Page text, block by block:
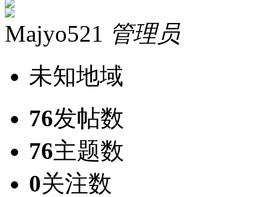
Majyo521 管理员
未知地域
76发帖数
76主题数
0关注数